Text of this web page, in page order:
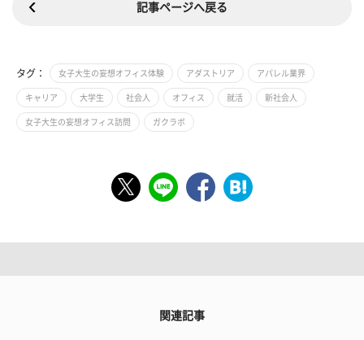
記事ページへ戻る
タグ： 女子大生の妄想オフィス体験 アダストリア アパレル業界
キャリア 大学生 社会人 オフィス 就活 新社会人
女子大生の妄想オフィス訪問 ガクラボ
関連記事